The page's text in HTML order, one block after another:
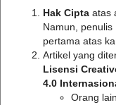
Hak Ciptaatas
Namun,
pertama atas
Artikel yang
Lisensi
4.0
Orang